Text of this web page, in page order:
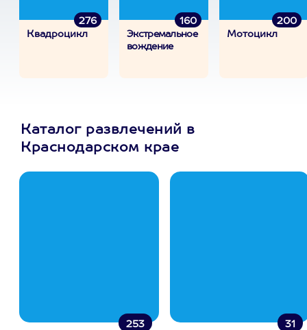
276
Квадроцикл
160
Экстремальное
вождение
200
Мотоцикл
Каталог развлечений в
Краснодарском крае
253 31